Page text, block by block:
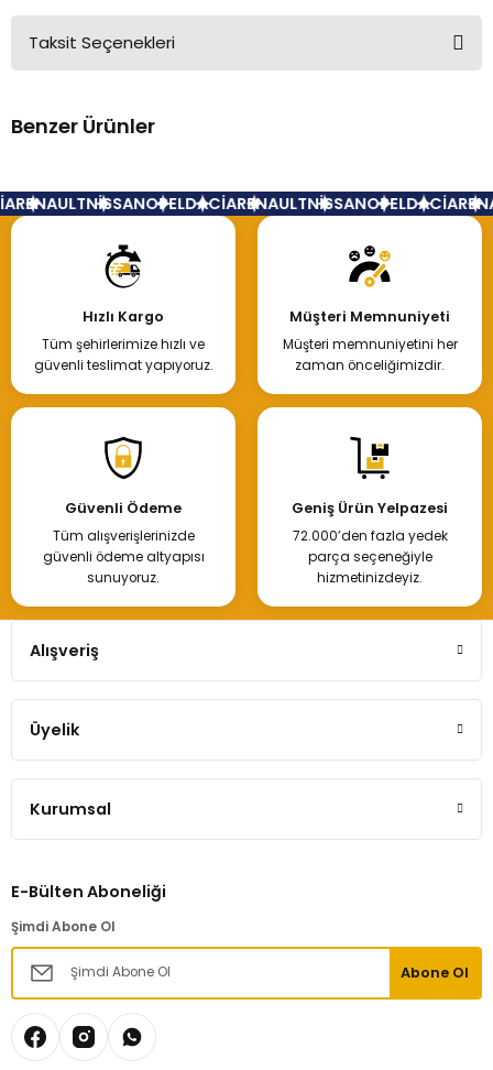
Bu ürüne ilk yorumu siz yapın!
Taksit Seçenekleri
Benzer Ürünler
Hemen İncele
RENAULTNİSSANOPELDACİARENAULTNİSSANOPELDACİA
Hızlı Kargo
Tüm şehirlerimize hızlı ve
güvenli teslimat yapıyoruz.
Müşteri Memnuniyeti
Müşteri memnuniyetini her
zaman önceliğimizdir.
Güvenli Ödeme
Tüm alışverişlerinizde
güvenli ödeme altyapısı
sunuyoruz.
Geniş Ürün Yelpazesi
72.000’den fazla yedek
parça seçeneğiyle
hizmetinizdeyiz.
Alışveriş
Üyelik
Kurumsal
E-Bülten Aboneliği
Şimdi Abone Ol
Abone Ol